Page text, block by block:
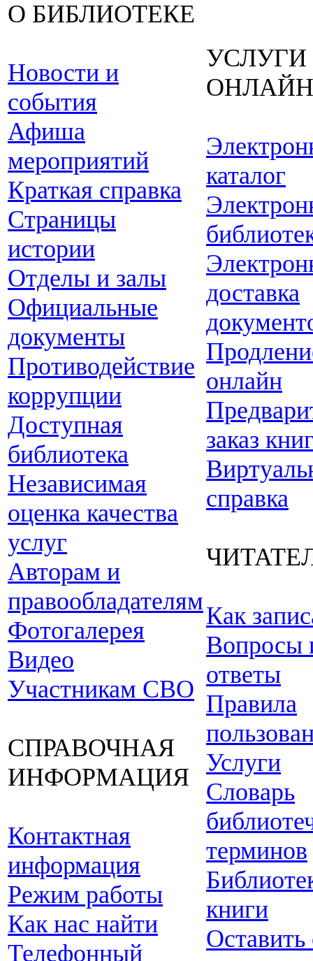
О БИБЛИОТЕКЕ
Новости и
события
Афиша
мероприятий
Краткая справка
Страницы
истории
Отделы и залы
Официальные
документы
Противодействие
коррупции
Доступная
библиотека
Независимая
оценка качества
услуг
Авторам и
правообладателям
Фотогалерея
Видео
Участникам СВО
СПРАВОЧНАЯ
ИНФОРМАЦИЯ
Контактная
информация
Режим работы
Как нас найти
Телефонный
УСЛУГИ
ОНЛАЙН
каталог
доставка
онлайн
заказ
справка
Как
Вопросы
ответы
Правила
Услуги
Словарь
терминов
книги
Оставить